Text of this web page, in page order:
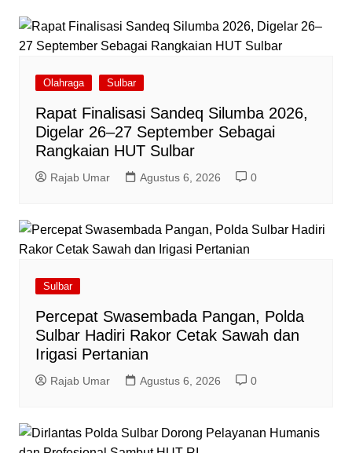
Olahraga Sulbar
Rapat Finalisasi Sandeq Silumba 2026,
Digelar 26–27 September Sebagai
Rangkaian HUT Sulbar
Rajab Umar Agustus 6, 2026 0
Sulbar
Percepat Swasembada Pangan, Polda
Sulbar Hadiri Rakor Cetak Sawah dan
Irigasi Pertanian
Rajab Umar Agustus 6, 2026 0